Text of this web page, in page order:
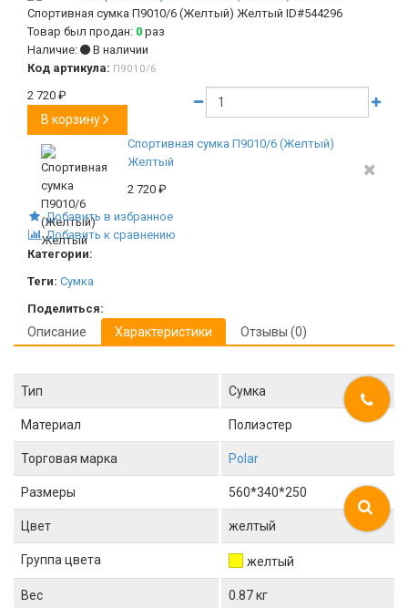
Спортивная сумка П9010/6 (Желтый) Желтый ID#544296
Товар был продан: 0 раз
Наличие:
В наличии
Код артикула: П9010/6
2 720 ₽
В корзину
Спортивная сумка П9010/6 (Желтый)
Желтый
2 720 ₽
Добавить в избранное
Добавить к сравнению
Категории:
Теги: Сумка
Поделиться:
Описание Характеристики Отзывы (0)
Тип Сумка
Материал Полиэстер
Торговая марка Polar
Размеры 560*340*250
Цвет желтый
Группа цвета желтый
Вес 0.87 кг